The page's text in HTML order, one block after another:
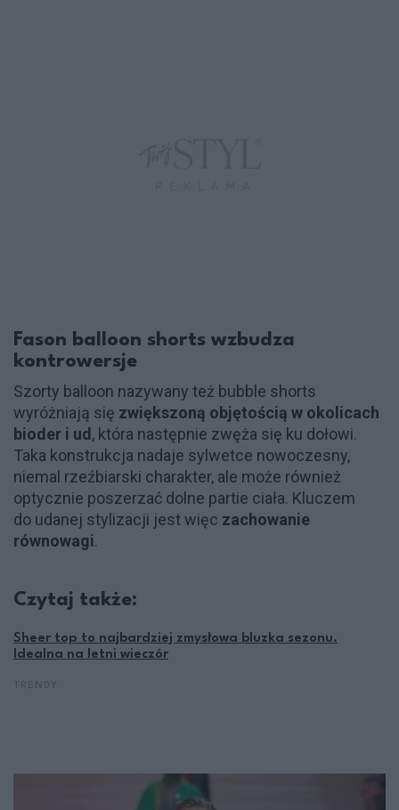
Fason balloon shorts wzbudza
kontrowersje
Szorty balloon nazywany też bubble shorts
wyróżniają się zwiększoną objętością w okolicach
bioder i ud, która następnie zwęża się ku dołowi.
Taka konstrukcja nadaje sylwetce nowoczesny,
niemal rzeźbiarski charakter, ale może również
optycznie poszerzać dolne partie ciała. Kluczem
do udanej stylizacji jest więc zachowanie
równowagi.
Czytaj także:
Sheer top to najbardziej zmysłowa bluzka sezonu.
Idealna na letni wieczór